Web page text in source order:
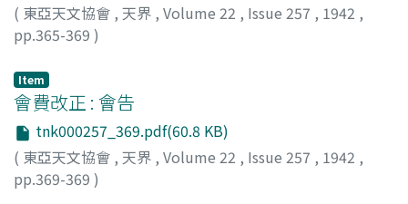
( 東亞天文協會 , 天界 , Volume 22 , Issue 257 , 1942 ,
pp.365-369 )
Item
會費改正 : 會告
tnk000257_369.pdf(60.8 KB)
( 東亞天文協會 , 天界 , Volume 22 , Issue 257 , 1942 ,
pp.369-369 )